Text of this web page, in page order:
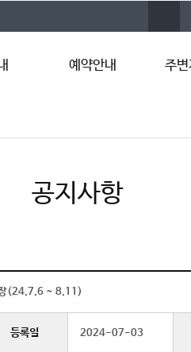
예약안내
인터넷예약
주
공지사항
장(24.7.6 ~ 8.11)
등록일 2024-07-03